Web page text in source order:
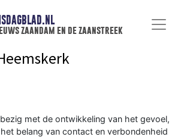
zaandam en de zaanstreek
met de ontwikkeling van het gevoel,
belang van contact en verbondenheid